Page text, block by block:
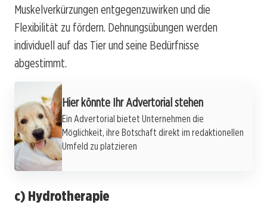
Muskelverkürzungen entgegenzuwirken und die
Flexibilität zu fördern. Dehnungsübungen werden
individuell auf das Tier und seine Bedürfnisse
abgestimmt.
Hier könnte Ihr Advertorial stehen
Ein Advertorial bietet Unternehmen die
Möglichkeit, ihre Botschaft direkt im redaktionellen
Umfeld zu platzieren
c) Hydrotherapie